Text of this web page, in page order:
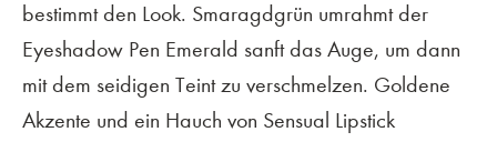
bestimmt den Look. Smaragdgrün umrahmt der
Eyeshadow Pen Emerald sanft das Auge, um dann
mit dem seidigen Teint zu verschmelzen. Goldene
Akzente und ein Hauch von Sensual Lipstick